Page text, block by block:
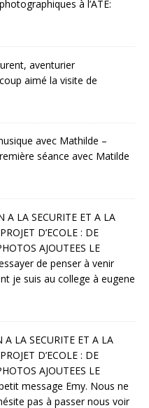
à l’ATE:
aventurier
aimé la visite de
avec Mathilde –
séance avec Matilde
A LA SECURITE ET A LA
D’ECOLE : DE
AJOUTEES LE
de penser à venir
je suis au college à eugene
A LA SECURITE ET A LA
D’ECOLE : DE
AJOUTEES LE
message Emy. Nous ne
pas à passer nous voir